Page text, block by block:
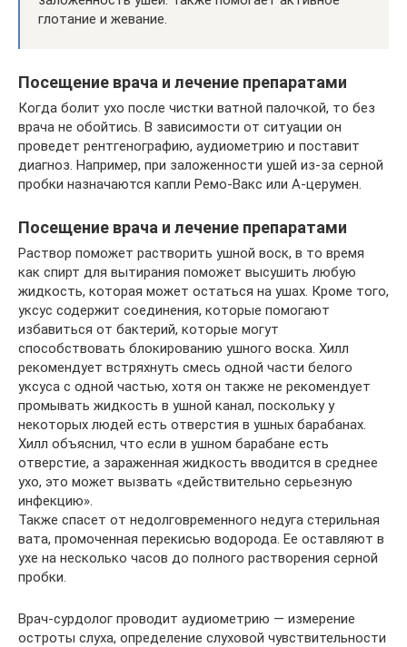
глотание и жевание.
Посещение врача и лечение препаратами
Когда болит ухо после чистки ватной палочкой, то без
врача не обойтись. В зависимости от ситуации он
проведет рентгенографию, аудиометрию и поставит
диагноз. Например, при заложенности ушей из-за серной
пробки назначаются капли Ремо-Вакс или А-церумен.
Посещение врача и лечение препаратами
Раствор поможет растворить ушной воск, в то время
как спирт для вытирания поможет высушить любую
жидкость, которая может остаться на ушах. Кроме того,
уксус содержит соединения, которые помогают
избавиться от бактерий, которые могут
способствовать блокированию ушного воска. Хилл
рекомендует встряхнуть смесь одной части белого
уксуса с одной частью, хотя он также не рекомендует
промывать жидкость в ушной канал, поскольку у
некоторых людей есть отверстия в ушных барабанах.
Хилл объяснил, что если в ушном барабане есть
отверстие, а зараженная жидкость вводится в среднее
ухо, это может вызвать «действительно серьезную
инфекцию».
Также спасет от недолговременного недуга стерильная
вата, промоченная перекисью водорода. Ее оставляют в
ухе на несколько часов до полного растворения серной
пробки.
Врач-сурдолог проводит аудиометрию — измерение
остроты слуха, определение слуховой чувствительности